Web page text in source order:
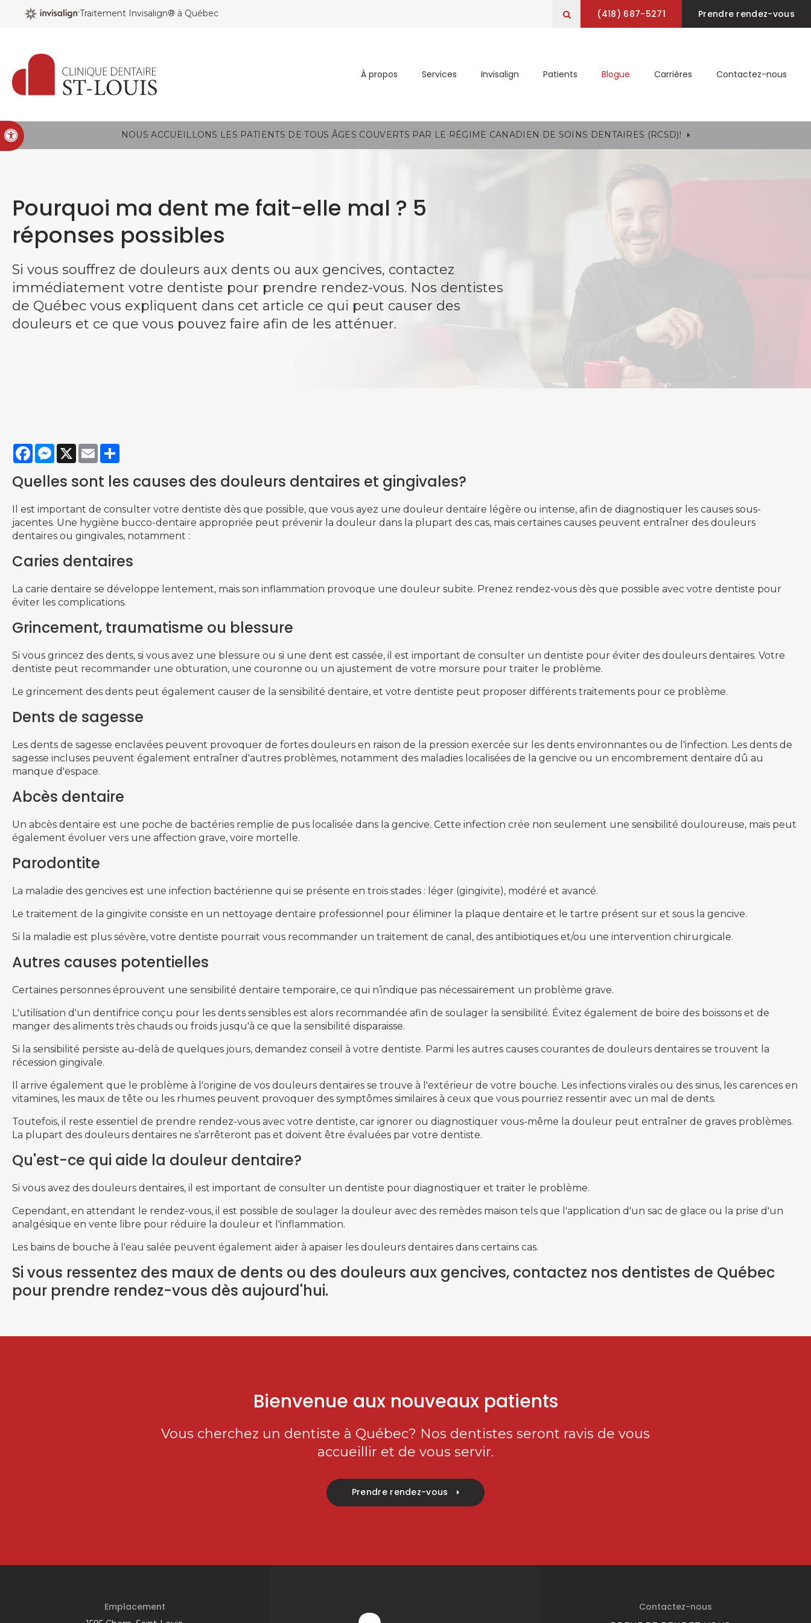
Version accessible
Traitement Invisalign® à Québec Ouvrir le champ de recherche
(418) 687-5271 Prendre rendez-vous
À propos Services Invisalign Patients Blogue Carrières Contactez-nous
NOUS ACCUEILLONS LES PATIENTS DE TOUS ÂGES COUVERTS PAR LE RÉGIME CANADIEN DE SOINS DENTAIRES (RCSD)!
Pourquoi ma dent me fait-elle mal ? 5
réponses possibles
Si vous souffrez de douleurs aux dents ou aux gencives, contactez
immédiatement votre dentiste pour prendre rendez-vous. Nos dentistes
de Québec vous expliquent dans cet article ce qui peut causer des
douleurs et ce que vous pouvez faire afin de les atténuer.
FacebookMessenger
X Email
Quelles sont les causes des douleurs dentaires et gingivales?
Il est important de consulter votre dentiste dès que possible, que vous ayez une douleur dentaire légère ou intense, afin de diagnostiquer les causes sous-
jacentes. Une hygiène bucco-dentaire appropriée peut prévenir la douleur dans la plupart des cas, mais certaines causes peuvent entraîner des douleurs
dentaires ou gingivales, notamment :
Caries dentaires
La carie dentaire se développe lentement, mais son inflammation provoque une douleur subite. Prenez rendez-vous dès que possible avec votre dentiste pour
éviter les complications.
Grincement, traumatisme ou blessure
Si vous grincez des dents, si vous avez une blessure ou si une dent est cassée, il est important de consulter un dentiste pour éviter des douleurs dentaires. Votre
dentiste peut recommander une obturation, une couronne ou un ajustement de votre morsure pour traiter le problème.
Le grincement des dents peut également causer de la sensibilité dentaire, et votre dentiste peut proposer différents traitements pour ce problème.
Dents de sagesse
Les dents de sagesse enclavées peuvent provoquer de fortes douleurs en raison de la pression exercée sur les dents environnantes ou de l'infection. Les dents de
sagesse incluses peuvent également entraîner d'autres problèmes, notamment des maladies localisées de la gencive ou un encombrement dentaire dû au
manque d'espace.
Abcès dentaire
Un abcès dentaire est une poche de bactéries remplie de pus localisée dans la gencive. Cette infection crée non seulement une sensibilité douloureuse, mais peut
également évoluer vers une affection grave, voire mortelle.
Parodontite
La maladie des gencives est une infection bactérienne qui se présente en trois stades : léger (gingivite), modéré et avancé.
Le traitement de la gingivite consiste en un nettoyage dentaire professionnel pour éliminer la plaque dentaire et le tartre présent sur et sous la gencive.
Si la maladie est plus sévère, votre dentiste pourrait vous recommander un traitement de canal, des antibiotiques et/ou une intervention chirurgicale.
Autres causes potentielles
Certaines personnes éprouvent une sensibilité dentaire temporaire, ce qui n’indique pas nécessairement un problème grave.
L'utilisation d'un dentifrice conçu pour les dents sensibles est alors recommandée afin de soulager la sensibilité. Évitez également de boire des boissons et de
manger des aliments très chauds ou froids jusqu'à ce que la sensibilité disparaisse.
Si la sensibilité persiste au-delà de quelques jours, demandez conseil à votre dentiste. Parmi les autres causes courantes de douleurs dentaires se trouvent la
récession gingivale.
Il arrive également que le problème à l'origine de vos douleurs dentaires se trouve à l'extérieur de votre bouche. Les infections virales ou des sinus, les carences en
vitamines, les maux de tête ou les rhumes peuvent provoquer des symptômes similaires à ceux que vous pourriez ressentir avec un mal de dents.
Toutefois, il reste essentiel de prendre rendez-vous avec votre dentiste, car ignorer ou diagnostiquer vous-même la douleur peut entraîner de graves problèmes.
La plupart des douleurs dentaires ne s’arrêteront pas et doivent être évaluées par votre dentiste.
Qu'est-ce qui aide la douleur dentaire?
Si vous avez des douleurs dentaires, il est important de consulter un dentiste pour diagnostiquer et traiter le problème.
Cependant, en attendant le rendez-vous, il est possible de soulager la douleur avec des remèdes maison tels que l'application d'un sac de glace ou la prise d'un
analgésique en vente libre pour réduire la douleur et l'inflammation.
Les bains de bouche à l'eau salée peuvent également aider à apaiser les douleurs dentaires dans certains cas.
Si vous ressentez des maux de dents ou des douleurs aux gencives, contactez nos dentistes de Québec
pour prendre rendez-vous dès aujourd'hui.
Bienvenue aux nouveaux patients
Vous cherchez un dentiste à Québec? Nos dentistes seront ravis de vous
accueillir et de vous servir.
Prendre rendez-vous
Emplacement Contactez-nous